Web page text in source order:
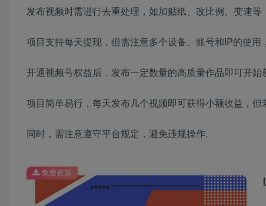
发布视频时需进行去重处理，如加贴纸、改比例、变速等
项目支持每天提现，但需注意多个设备、账号和IP的使用
开通视频号权益后，发布一定数量的高质量作品即可开始
项目简单易行，每天发布几个视频即可获得小额收益，
同时，需注意遵守平台规定，避免违规操作。
免费资源